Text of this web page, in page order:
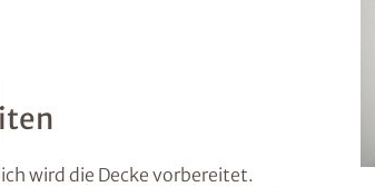
wird die Decke vorbereitet.